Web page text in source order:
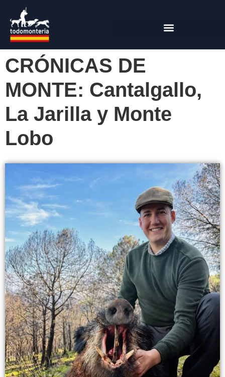
CRÓNICAS DE
MONTE: Cantalgallo,
La Jarilla y Monte
Lobo